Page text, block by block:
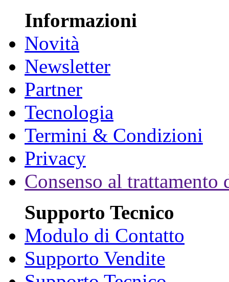
Informazioni
Novità
Newsletter
Partner
Tecnologia
Termini & Condizioni
Privacy
Consenso al trattamento
Supporto Tecnico
Modulo di Contatto
Supporto Vendite